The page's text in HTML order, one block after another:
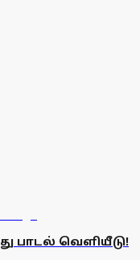
பாடல் வெளியீடு!